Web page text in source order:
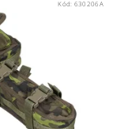
Kód: 630206A